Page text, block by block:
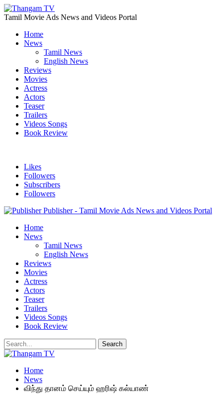
Tamil Movie Ads News and Videos Portal
Home
News
Tamil News
English News
Reviews
Movies
Actress
Actors
Teaser
Trailers
Videos Songs
Book Review
Likes
Followers
Subscribers
Followers
Publisher - Tamil Movie Ads News and Videos Portal
Home
News
Tamil News
English News
Reviews
Movies
Actress
Actors
Teaser
Trailers
Videos Songs
Book Review
Home
News
விந்து தானம் செய்யும் ஹரிஷ் கல்யாண்